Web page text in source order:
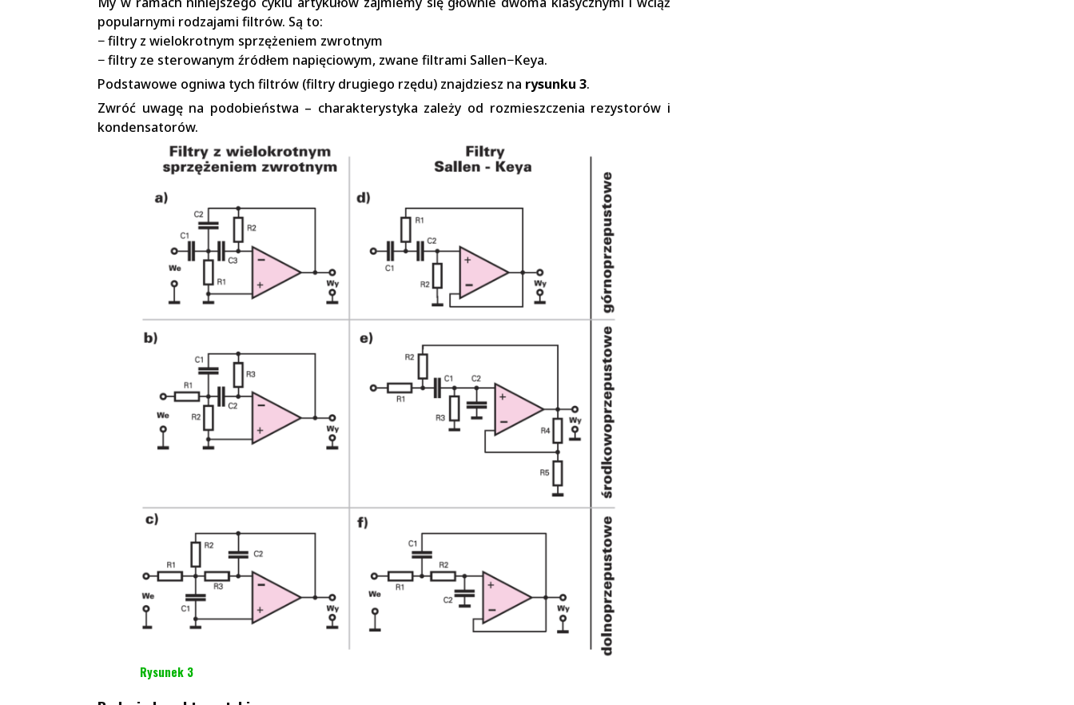
popularnymi rodzajami filtrów. Są to:
− filtry z wielokrotnym sprzężeniem zwrotnym
− filtry ze sterowanym źródłem napięciowym, zwane filtrami Sallen−Keya.
Podstawowe ogniwa tych filtrów (filtry drugiego rzędu) znajdziesz na rysunku 3.
Zwróć uwagę na podobieństwa – charakterystyka zależy od rozmieszczenia rezystorów i
kondensatorów.
Rysunek 3